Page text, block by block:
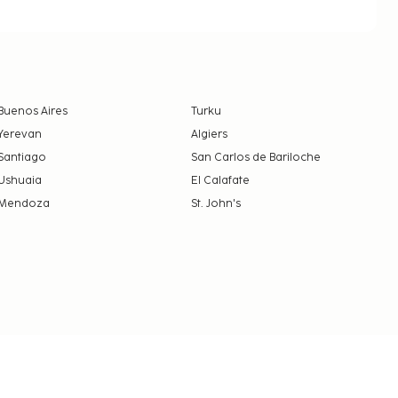
Aires
Turku
Algiers
San Carlos de Bariloche
El Calafate
St. John's